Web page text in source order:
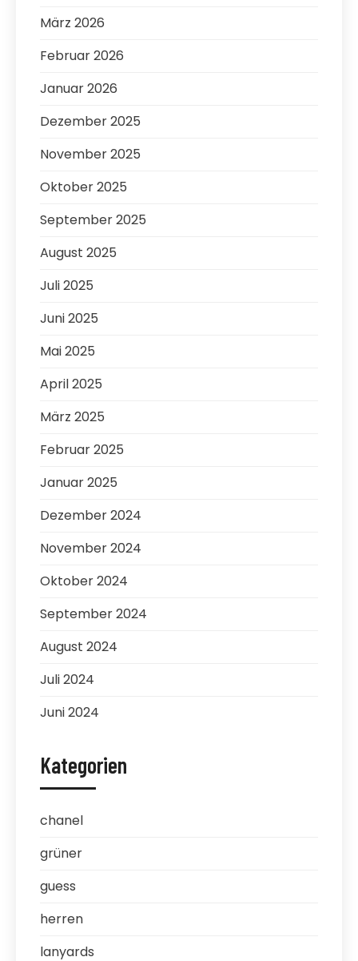
März 2026
Februar 2026
Januar 2026
Dezember 2025
November 2025
Oktober 2025
September 2025
August 2025
Juli 2025
Juni 2025
Mai 2025
April 2025
März 2025
Februar 2025
Januar 2025
Dezember 2024
November 2024
Oktober 2024
September 2024
August 2024
Juli 2024
Juni 2024
Kategorien
chanel
grüner
guess
herren
lanyards